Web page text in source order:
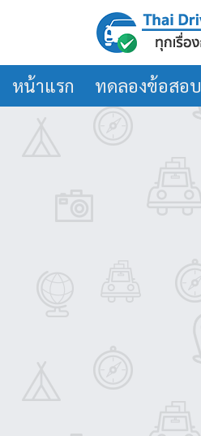
หน้าแรก ทดลองข้อสอบ